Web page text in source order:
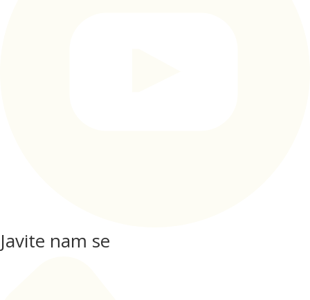
Javite nam se